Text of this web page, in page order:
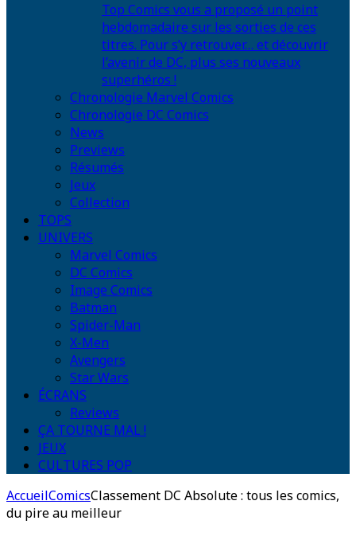
Top Comics vous a proposé un point
hebdomadaire sur les sorties de ces
titres. Pour s’y retrouver… et découvrir
l’avenir de DC, plus ses nouveaux
superhéros !
Chronologie Marvel Comics
Chronologie DC Comics
News
Previews
Résumés
Jeux
Collection
TOPS
UNIVERS
Marvel Comics
DC Comics
Image Comics
Batman
Spider-Man
X-Men
Avengers
Star Wars
ÉCRANS
Reviews
ÇA TOURNE MAL !
JEUX
CULTURES POP
AccueilComicsClassement DC Absolute : tous les comics,
du pire au meilleur